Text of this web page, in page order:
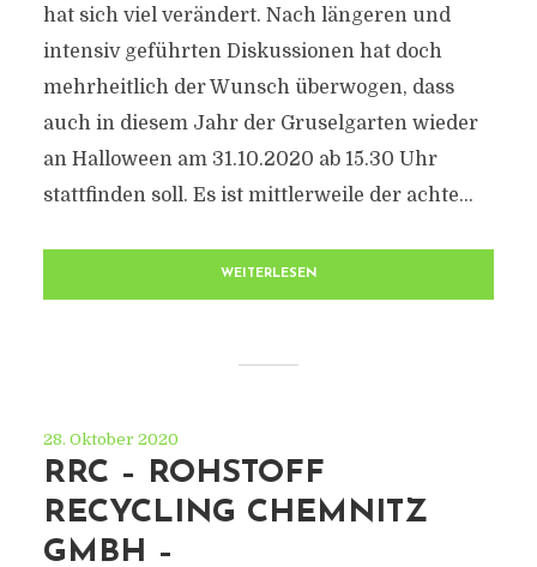
hat sich viel verändert. Nach längeren und
intensiv geführten Diskussionen hat doch
mehrheitlich der Wunsch überwogen, dass
auch in diesem Jahr der Gruselgarten wieder
an Halloween am 31.10.2020 ab 15.30 Uhr
stattfinden soll. Es ist mittlerweile der achte...
WEITERLESEN
28. Oktober 2020
RRC – ROHSTOFF
RECYCLING CHEMNITZ
GMBH –